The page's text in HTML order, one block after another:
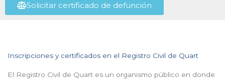
Solicitar certificado de defunción
Inscripciones y certificados en el Registro Civil de Quart
El Registro Civil de Quart es un organismo público en donde